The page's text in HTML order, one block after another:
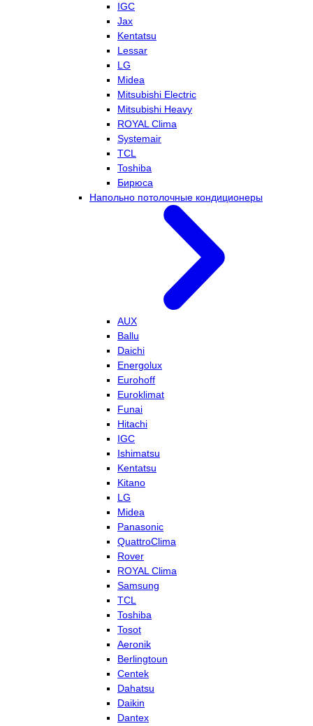
IGC
Jax
Kentatsu
Lessar
LG
Midea
Mitsubishi Electric
Mitsubishi Heavy
ROYAL Clima
Systemair
TCL
Toshiba
Бирюса
Напольно потолочные кондиционеры
AUX
Ballu
Daichi
Energolux
Eurohoff
Euroklimat
Funai
Hitachi
IGC
Ishimatsu
Kentatsu
Kitano
LG
Midea
Panasonic
QuattroClima
Rover
ROYAL Clima
Samsung
TCL
Toshiba
Tosot
Aeronik
Berlingtoun
Centek
Dahatsu
Daikin
Dantex